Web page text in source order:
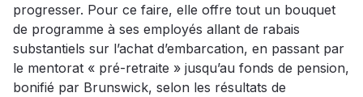
progresser. Pour ce faire, elle offre tout un bouquet
de programme à ses employés allant de rabais
substantiels sur l’achat d’embarcation, en passant par
le mentorat « pré-retraite » jusqu’au fonds de pension,
bonifié par Brunswick, selon les résultats de